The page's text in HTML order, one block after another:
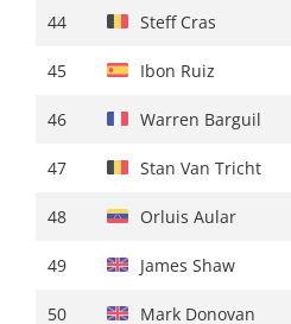
44 Steff Cras
45 Ibon Ruiz
46 Warren Barguil
47 Stan Van Tricht
48 Orluis Aular
49 James Shaw
50 Mark Donovan
44 Warren Barguil
45 Pau Miquel Delgado
46 Fabien Doubey
47 Quentin Pacher
48 Natnael Tesfazion
49 Victor De La Parte
50 Markel Beloki